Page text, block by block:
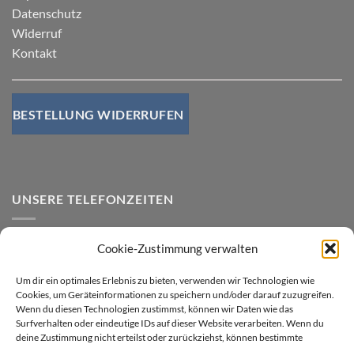
Cookie-Zustimmung verwalten
Um dir ein optimales Erlebnis zu bieten, verwenden wir Technologien wie
Cookies, um Geräteinformationen zu speichern und/oder darauf zuzugreifen.
Wenn du diesen Technologien zustimmst, können wir Daten wie das
Surfverhalten oder eindeutige IDs auf dieser Website verarbeiten. Wenn du
deine Zustimmung nicht erteilst oder zurückziehst, können bestimmte
Datenschutz
Widerruf
Kontakt
BESTELLUNG WIDERRUFEN
UNSERE TELEFONZEITEN
Mo-Do von 07.00 - 15.00 Uhr
Versandarten
Anfrage zu Airbags